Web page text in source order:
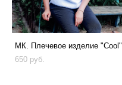
МК. Плечевое изделие "Cool"
650 pуб.